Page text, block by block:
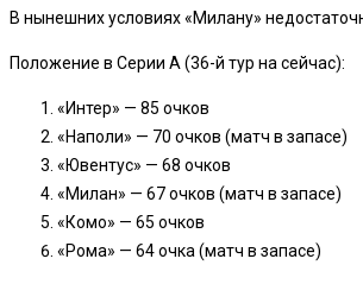
В нынешних условиях «Милану»
Положение в Серии А (36-й тур на сейчас):
«Интер» — 85 очков
«Наполи» — 70 очков (матч в запасе)
«Ювентус» — 68 очков
«Милан» — 67 очков (матч в запасе)
«Комо» — 65 очков
«Рома» — 64 очка (матч в запасе)